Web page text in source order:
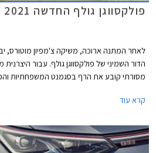
פולקסווגן גולף החדשה 2021 מושקת בישראל
לאחר המתנה ארוכה, משיקה צ'מפיון מוטורס,
הדור השמיני של פולקסווגן גולף. עבור
מסורתי קובע את הרף בסגמנט המשפחתיות
פולקסווגן שומר על אותו מתכון מוצלח אך מותאם
ומערכות בטיחות אקטיביות מתקדמות
קרא עוד